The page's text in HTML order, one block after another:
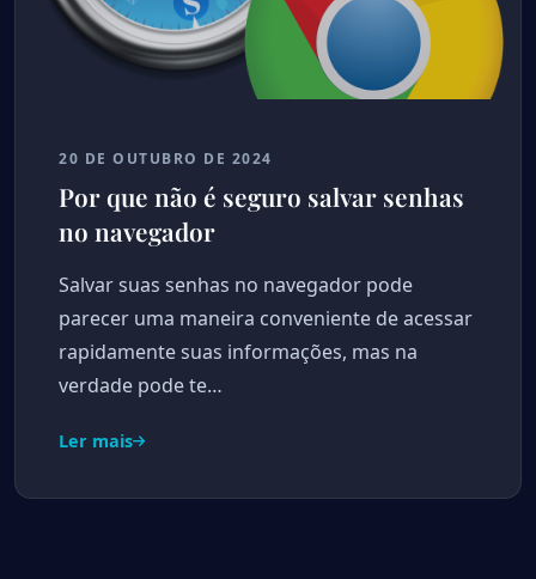
20 DE OUTUBRO DE 2024
Por que não é seguro salvar senhas
no navegador
Salvar suas senhas no navegador pode
parecer uma maneira conveniente de acessar
rapidamente suas informações, mas na
verdade pode te…
Ler mais